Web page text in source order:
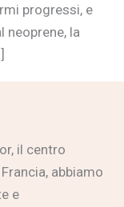
progressi, e
neoprene, la
il centro
abbiamo
e